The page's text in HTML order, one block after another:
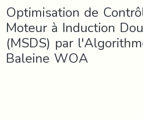
Optimisation de
Moteur à Induction
(MSDS) par
Baleine WOA